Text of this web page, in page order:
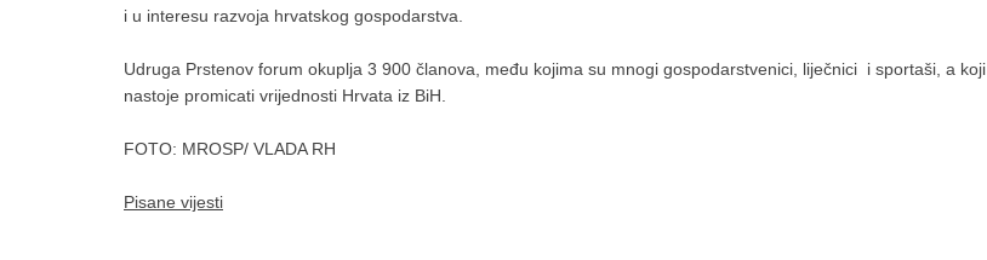
i u interesu razvoja hrvatskog gospodarstva.
Udruga Prstenov forum okuplja 3 900 članova, među kojima su mnogi gospodarstvenici, liječnici i sportaši, a koji
nastoje promicati vrijednosti Hrvata iz BiH.
FOTO: MROSP/ VLADA RH
Pisane vijesti